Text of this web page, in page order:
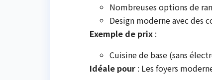
Nombreuses options de
Design moderne avec des
Exemple de prix :
Cuisine de base (sans
Idéale pour : Les foyers